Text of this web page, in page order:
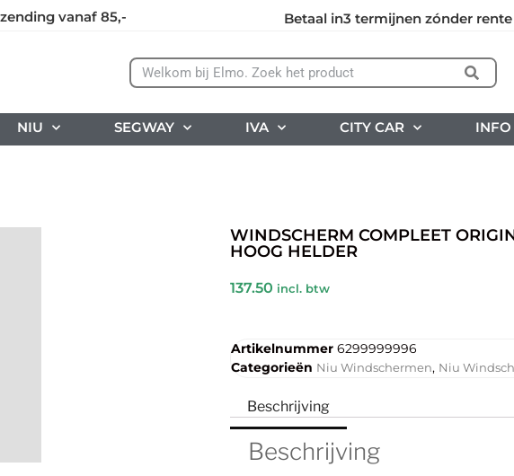
vanaf 85,- Betaal in3 termijnen zónder
NIU SEGWAY IVA CITY CAR INFO
WINDSCHERM COMPLEET
HOOG HELDER
137.50 incl. btw
Artikelnummer 6299999996
Categorieën Niu Windschermen, Niu
Beschrijving
Beschrijving